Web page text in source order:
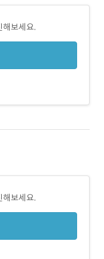
해보세요.
해보세요.